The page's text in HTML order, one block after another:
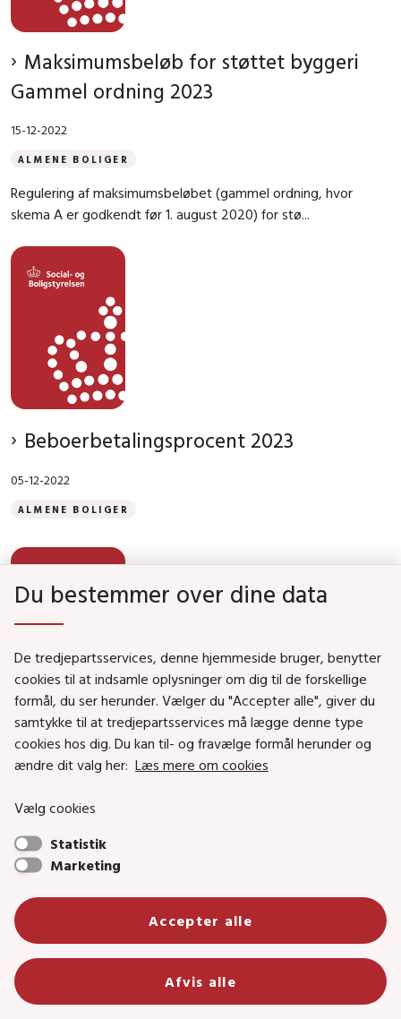
Maksimumsbeløb for støttet byggeri
Gammel ordning 2023
15-12-2022
ALMENE BOLIGER
Regulering af maksimumsbeløbet (gammel ordning, hvor
skema A er godkendt før 1. august 2020) for stø...
Beboerbetalingsprocent 2023
05-12-2022
ALMENE BOLIGER
Liste over almene boligområder pr. 1.
december 2022, hvor reglerne om
kombineret udlejning kan anvendes
01-12-2022
ALMENE BOLIGER
Du bestemmer over dine data
De tredjepartsservices, denne hjemmeside bruger, benytter
cookies til at indsamle oplysninger om dig til de forskellige
formål, du ser herunder. Vælger du "Accepter alle", giver du
samtykke til at tredjepartsservices må lægge denne type
cookies hos dig. Du kan til- og fravælge formål herunder og
ændre dit valg her: Læs mere om cookies
Vælg cookies
Statistik
Marketing
Accepter alle
Afvis alle